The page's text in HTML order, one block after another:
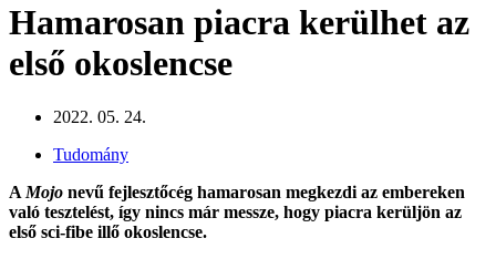
Hamarosan piacra kerülhet az
első okoslencse
2022. 05. 24.
Tudomány
AMojo nevű fejlesztőcég hamarosan megkezdi az embereken
való tesztelést, így nincs már messze, hogy piacra kerüljön az
első sci-fibe illő okoslencse.